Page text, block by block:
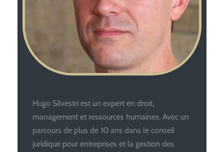
Hugo Silvestri est un expert en droit,
management et ressources humaines. Avec un
parcours de plus de 10 ans dans le conseil
juridique pour entreprises et la gestion des